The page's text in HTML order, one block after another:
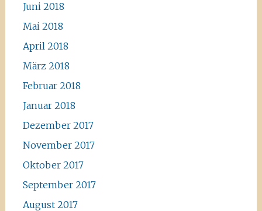
Juni 2018
Mai 2018
April 2018
März 2018
Februar 2018
Januar 2018
Dezember 2017
November 2017
Oktober 2017
September 2017
August 2017